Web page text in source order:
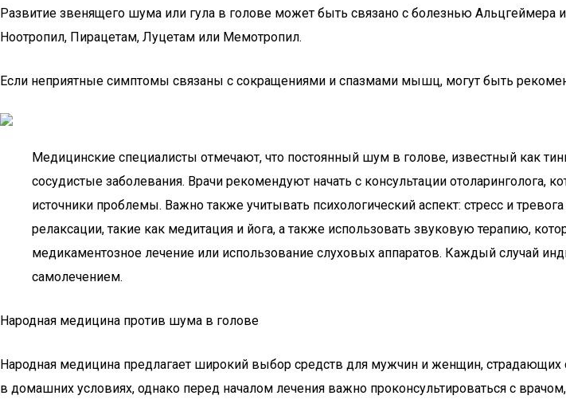
Развитие звенящего шума или гула в голове может быть связано с болезнью Альцгеймера
Ноотропил, Пирацетам, Луцетам или Мемотропил.
Если неприятные симптомы связаны с сокращениями и спазмами мышц, могут быть
Медицинские специалисты отмечают, что постоянный шум в голове, известный как
сосудистые заболевания. Врачи рекомендуют начать с консультации
источники проблемы. Важно также учитывать психологический аспект: стресс и
релаксации, такие как медитация и йога, а также использовать звуковую терапию,
медикаментозное лечение или использование слуховых аппаратов. Каждый случай
самолечением.
Народная медицина против шума в голове
Народная медицина предлагает широкий выбор средств для мужчин и женщин,
в домашних условиях, однако перед началом лечения важно проконсультироваться с